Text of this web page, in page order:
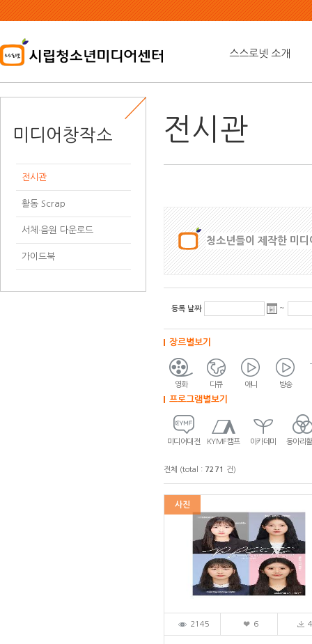
본
문
용
바
가
기
스스로넷 소개
미디어창작소
전시관
활동 Scrap
서체·음원 다운로드
가이드북
전시관
청소년들이 제작한 미
등록 날짜 ~
장르별보기
영화 다큐 애니 방송
프로그램별보기
미디어대전 KYMF캠프 아카데미 동아리
전체 (total : 7271 건)
사진
2145 6